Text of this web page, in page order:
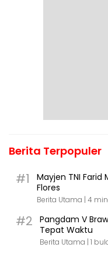
Berita Terpopuler
#1
Mayjen TNI Farid
Flores
Berita Utama | 4
#2
Pangdam V
Tepat Waktu
Berita Utama | 1